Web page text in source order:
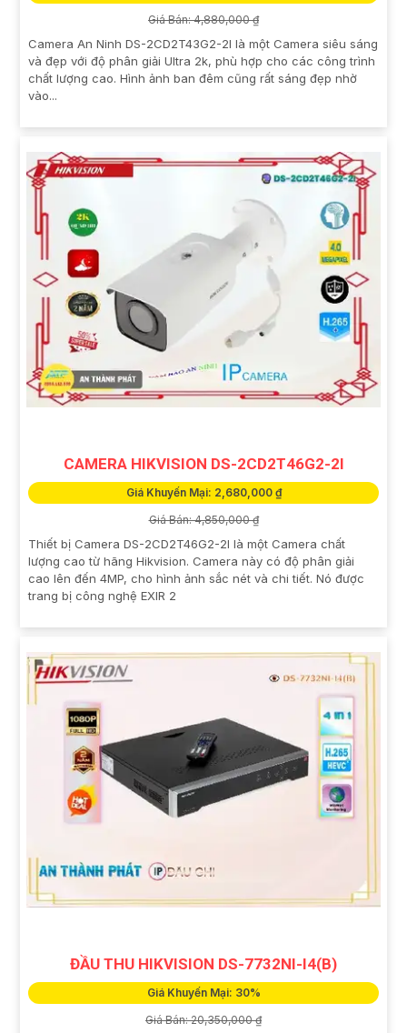
Giá Bán: 4,880,000 ₫
Camera An Ninh DS-2CD2T43G2-2I là một Camera siêu sáng
và đẹp với độ phân giải Ultra 2k, phù hợp cho các công trình
chất lượng cao. Hình ảnh ban đêm cũng rất sáng đẹp nhờ
vào...
CAMERA HIKVISION DS-2CD2T46G2-2I
Giá Khuyến Mại: 2,680,000 ₫
Giá Bán: 4,850,000 ₫
Thiết bị Camera DS-2CD2T46G2-2I là một Camera chất
lượng cao từ hãng Hikvision. Camera này có độ phân giải
cao lên đến 4MP, cho hình ảnh sắc nét và chi tiết. Nó được
trang bị công nghệ EXIR 2
ĐẦU THU HIKVISION DS-7732NI-I4(B)
Giá Khuyến Mại: 30%
Giá Bán: 20,350,000 ₫